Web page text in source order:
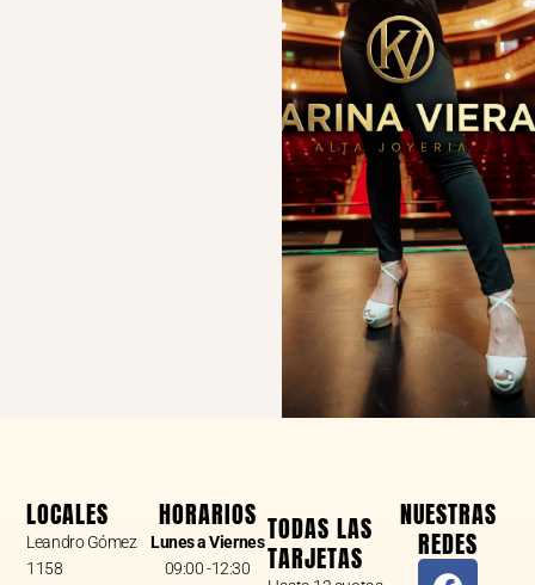
LOCALES
Leandro Gómez
1158
HORARIOS
Lunes a Viernes
09:00 -12:30
TODAS LAS
TARJETAS
NUESTRAS
REDES
F
I
W